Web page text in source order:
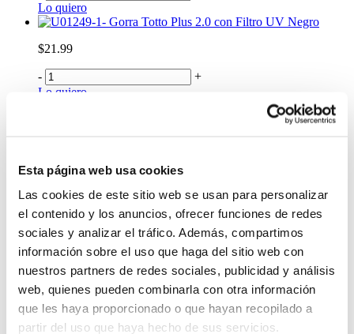
Esta página web usa cookies
Las cookies de este sitio web se usan para personalizar
el contenido y los anuncios, ofrecer funciones de redes
sociales y analizar el tráfico. Además, compartimos
información sobre el uso que haga del sitio web con
nuestros partners de redes sociales, publicidad y análisis
web, quienes pueden combinarla con otra información
que les haya proporcionado o que hayan recopilado a
partir del uso que haya hecho de sus servicios.
Lo quiero
Gorra Totto Plus 2.0 con Filtro UV Negro
$21.99
-
+
Lo quiero
Lo quiero
Billetera Totto para Hombre Dagoba
$23.74
Billetera Totto para Hombre Falangero
$21.00
-
+